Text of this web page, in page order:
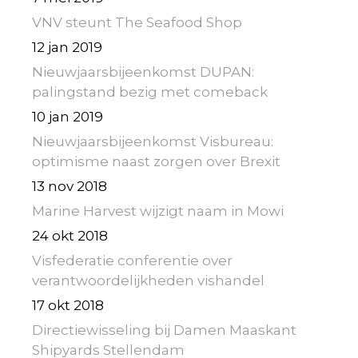
VNV steunt The Seafood Shop
12 jan 2019
Nieuwjaarsbijeenkomst DUPAN:
palingstand bezig met comeback
10 jan 2019
Nieuwjaarsbijeenkomst Visbureau:
optimisme naast zorgen over Brexit
13 nov 2018
Marine Harvest wijzigt naam in Mowi
24 okt 2018
Visfederatie conferentie over
verantwoordelijkheden vishandel
17 okt 2018
Directiewisseling bij Damen Maaskant
Shipyards Stellendam